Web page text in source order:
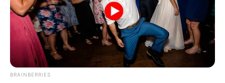
(foto: imdb)
Dalam dokumenter ini ditampilkan pula para tokoh publik,
organisasi yang membantu para pemuda tunawisma ini agar
keberadaannya lebih diperhatikan oleh pemerintah dan lingkungan
sosialnya.
BRAINBERRIES